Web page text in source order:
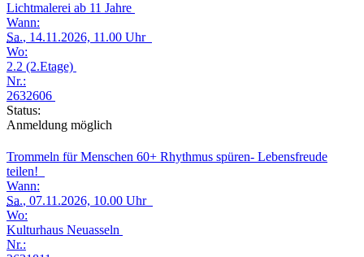
Lichtmalerei ab 11 Jahre
Wann:
Sa., 14.11.2026, 11.00 Uhr
Wo:
2.2 (2.Etage)
Nr.:
2632606
Status:
Anmeldung möglich
Trommeln für Menschen 60+ Rhythmus spüren- Lebensfreude
teilen!
Wann:
Sa., 07.11.2026, 10.00 Uhr
Wo:
Kulturhaus Neuasseln
Nr.: